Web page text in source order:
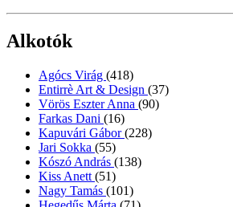
Alkotók
Agócs Virág (418)
Entirrè Art & Design (37)
Vörös Eszter Anna (90)
Farkas Dani (16)
Kapuvári Gábor(228)
Jari Sokka (55)
Kószó András (138)
Kiss Anett (51)
Nagy Tamás (101)